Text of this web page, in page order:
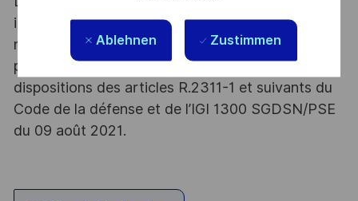
Ablehnen Zustimmen
informations relevant du secret de la défense
nationale, la personne retenue fera l'objet d'une
procédure d’habilitation, conformément aux
dispositions des articles R.2311-1 et suivants du
Code de la défense et de l’IGI 1300 SGDSN/PSE
du 09 août 2021.